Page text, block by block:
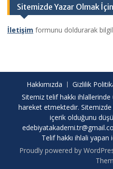
Sitemizde Yazar Olmak İçin
İletişim formunu doldurarak
Hakkımızda Gizlilik
Sitemiz telif hakkı
hareket etmektedir. Sitemizde
içerik olduğunu
Telif hakkı ihlali yapan
Proudly powered by